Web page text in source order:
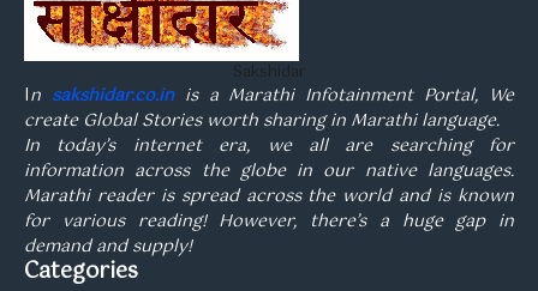
Sakshidar
In sakshidar.co.inis a Marathi Infotainment Portal, We
create Global Stories worth sharing in Marathi language.
In today’s internet era, we all are searching for
information across the globe in our native languages.
Marathi reader is spread across the world and is known
for various reading! However, there’s a huge gap in
demand and supply!
Categories